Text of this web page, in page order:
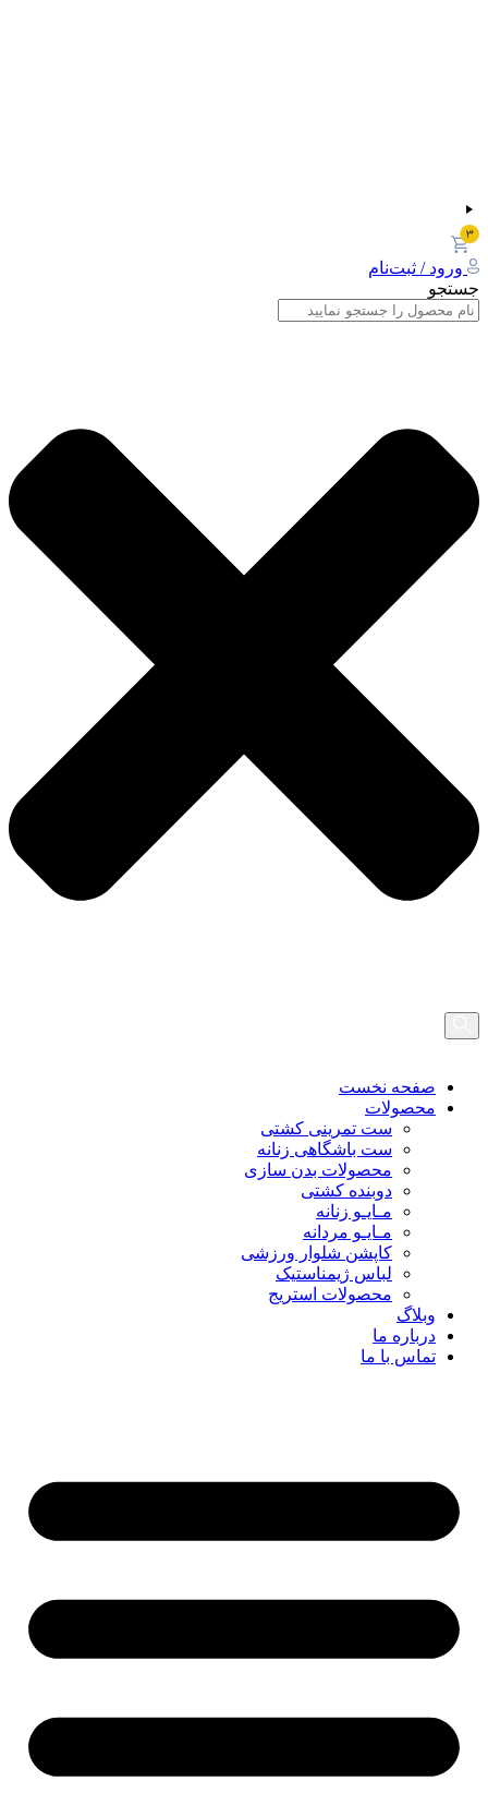
ورود / ثبت‌نام
جستجو
صفحه نخست
محصولات
ست تمرینی کشتی
ست باشگاهی زنانه
محصولات بدن سازی
دوبنده کشتی
مـایـو زنانه
مـایـو مردانه
کاپشن شلوار ورزشی
لباس ژیمناستیک
محصولات استریج
وبلاگ
درباره ما
تماس با ما